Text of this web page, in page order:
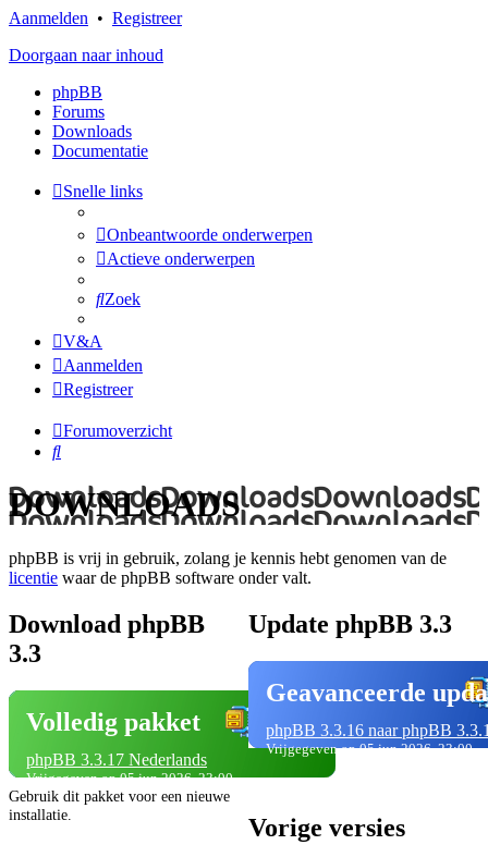
Aanmelden • Registreer
Doorgaan naar inhoud
phpBB
Forums
Downloads
Documentatie
Snelle links
Onbeantwoorde onderwerpen
Actieve onderwerpen
Zoek
V&A
Aanmelden
Registreer
Forumoverzicht
Zoek
DOWNLOADS
phpBB is vrij in gebruik, zolang je kennis hebt genomen van de
licentie waar de phpBB software onder valt.
Download phpBB
3.3
Volledig pakket
phpBB 3.3.17 Nederlands
Vrijgegeven op 05 jun 2026, 23:00
Gebruik dit pakket voor een nieuwe
installatie.
Update phpBB 3.3
Geavanceerde
phpBB 3.3.16 naar phpBB
Vrijgegeven op 05 jun 2026, 23:00
Vorige versies